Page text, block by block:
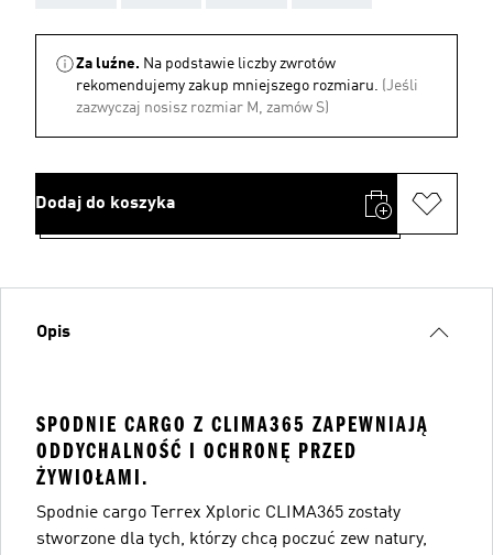
Za luźne. Na podstawie liczby zwrotów
rekomendujemy zakup mniejszego rozmiaru. (Jeśli
zazwyczaj nosisz rozmiar M, zamów S)
Dodaj do koszyka
Opis
SPODNIE CARGO Z CLIMA365 ZAPEWNIAJĄ
ODDYCHALNOŚĆ I OCHRONĘ PRZED
ŻYWIOŁAMI.
Spodnie cargo Terrex Xploric CLIMA365 zostały
stworzone dla tych, którzy chcą poczuć zew natury,